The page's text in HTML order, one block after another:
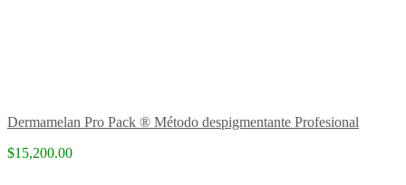
Dermamelan Pro Pack ® Método despigmentante Profesional
$15,200.00